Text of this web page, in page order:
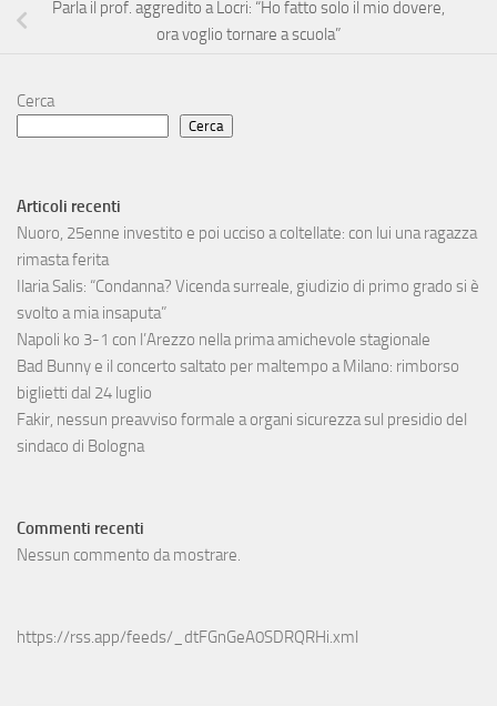
Parla il prof. aggredito a Locri: “Ho fatto solo il mio dovere,
ora voglio tornare a scuola”
Cerca
Cerca
Articoli recenti
Nuoro, 25enne investito e poi ucciso a coltellate: con lui una ragazza
rimasta ferita
Ilaria Salis: “Condanna? Vicenda surreale, giudizio di primo grado si è
svolto a mia insaputa”
Napoli ko 3-1 con l’Arezzo nella prima amichevole stagionale
Bad Bunny e il concerto saltato per maltempo a Milano: rimborso
biglietti dal 24 luglio
Fakir, nessun preavviso formale a organi sicurezza sul presidio del
sindaco di Bologna
Commenti recenti
Nessun commento da mostrare.
https://rss.app/feeds/_dtFGnGeA0SDRQRHi.xml